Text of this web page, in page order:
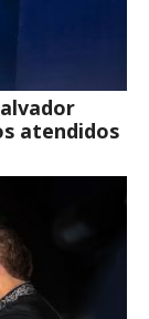
atendidos